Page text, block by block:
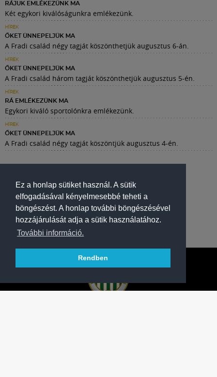
Ez a honlap sütiket használ. A sütik
elfogadásával kényelmesebbé teheti a
böngészést. A honlap további böngészésével
hozzájárulását adja a sütik használatához.
További információ.
Rendben
RÁJUK EMLÉKEZÜNK MA
Két egykori kiválóságunkra emlékezünk.
HÍREK
ŐKET ÜNNEPELJÜK MA
A Fradi család négy tagját köszönthetjük augusztus 6-án.
HÍREK
ŐKET ÜNNEPELJÜK MA
A Fradi család három tagját köszönthetjük augusztus 5-én.
HÍREK
RÁ EMLÉKEZÜNK MA
Egykori kiváló sportolónkra emlékezünk.
HÍREK
ŐKET ÜNNEPELJÜK MA
A Fradi család négy tagját köszöntjük augusztus 4-én.